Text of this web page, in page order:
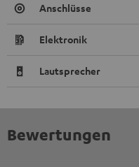
Anschlüsse
Elektronik
Lautsprecher
Bewertungen